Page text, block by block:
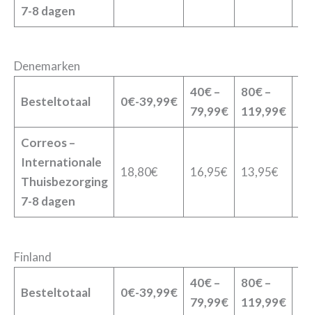
7-8 dagen
Denemarken
Besteltotaal 0€-39,99€
40€ –
79,99€
80€ –
119,99€
Correos –
Internationale
Thuisbezorging
7-8 dagen
18,80€ 16,95€ 13,95€
Finland
Besteltotaal 0€-39,99€
40€ –
79,99€
80€ –
119,99€